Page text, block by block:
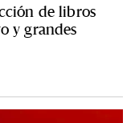
de libros
y grandes